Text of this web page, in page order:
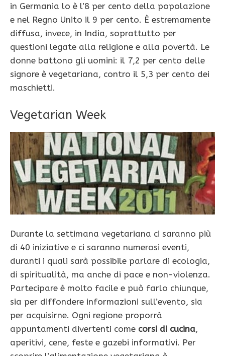
in Germania lo è l’8 per cento della popolazione
e nel Regno Unito il 9 per cento. È estremamente
diffusa, invece, in India, soprattutto per
questioni legate alla religione e alla povertà. Le
donne battono gli uomini: il 7,2 per cento delle
signore è vegetariana, contro il 5,3 per cento dei
maschietti.
Vegetarian Week
Durante la settimana vegetariana ci saranno più
di 40 iniziative e ci saranno numerosi eventi,
duranti i quali sarà possibile parlare di ecologia,
di spiritualità, ma anche di pace e non-violenza.
Partecipare è molto facile e può farlo chiunque,
sia per diffondere informazioni sull’evento, sia
per acquisirne. Ogni regione proporrà
appuntamenti divertenti come corsi di cucina,
aperitivi, cene, feste e gazebi informativi. Per